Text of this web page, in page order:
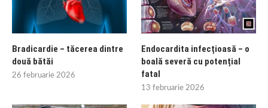
Bradicardie – tăcerea dintre
două bătăi
26 februarie 2026
Endocardita infecțioasă – o
boală severă cu potențial
fatal
13 februarie 2026